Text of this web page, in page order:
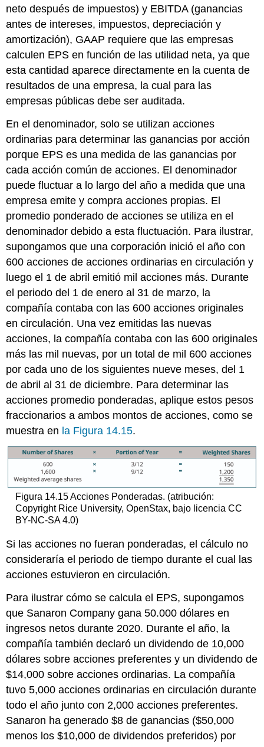
neto después de impuestos) y EBITDA (ganancias
antes de intereses, impuestos, depreciación y
amortización), GAAP requiere que las empresas
calculen EPS en función de las utilidad neta, ya que
esta cantidad aparece directamente en la cuenta de
resultados de una empresa, la cual para las
empresas públicas debe ser auditada.
En el denominador, solo se utilizan acciones
ordinarias para determinar las ganancias por acción
porque EPS es una medida de las ganancias por
cada acción común de acciones. El denominador
puede fluctuar a lo largo del año a medida que una
empresa emite y compra acciones propias. El
promedio ponderado de acciones se utiliza en el
denominador debido a esta fluctuación. Para ilustrar,
supongamos que una corporación inició el año con
600 acciones de acciones ordinarias en circulación y
luego el 1 de abril emitió mil acciones más. Durante
el periodo del 1 de enero al 31 de marzo, la
compañía contaba con las 600 acciones originales
en circulación. Una vez emitidas las nuevas
acciones, la compañía contaba con las 600 originales
más las mil nuevas, por un total de mil 600 acciones
por cada uno de los siguientes nueve meses, del 1
de abril al 31 de diciembre. Para determinar las
acciones promedio ponderadas, aplique estos pesos
fraccionarios a ambos montos de acciones, como se
muestra en la Figura 14.15.
Figura 14.15 Acciones Ponderadas. (atribución:
Copyright Rice University, OpenStax, bajo licencia CC
BY-NC-SA 4.0)
Si las acciones no fueran ponderadas, el cálculo no
consideraría el periodo de tiempo durante el cual las
acciones estuvieron en circulación.
Para ilustrar cómo se calcula el EPS, supongamos
que Sanaron Company gana 50.000 dólares en
ingresos netos durante 2020. Durante el año, la
compañía también declaró un dividendo de 10,000
dólares sobre acciones preferentes y un dividendo de
$14,000 sobre acciones ordinarias. La compañía
tuvo 5,000 acciones ordinarias en circulación durante
todo el año junto con 2,000 acciones preferentes.
Sanaron ha generado $8 de ganancias ($50,000
menos los $10,000 de dividendos preferidos) por